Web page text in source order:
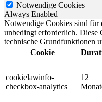
Notwendige Cookies
Always Enabled
Notwendige Cookies sind für
unbedingt erforderlich. Diese
technische Grundfunktionen
Cookie
cookielawinfo-
checkbox-analytics
12